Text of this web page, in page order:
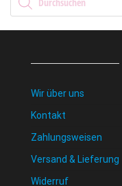
Wir über uns
Kontakt
Zahlungsweisen
Versand & Lieferung
Widerruf